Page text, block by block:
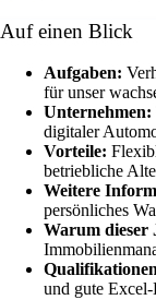
Auf einen Blick
Aufgaben:
für unser
Unternehmen:
digitaler
Vorteile:
betriebliche
Weitere
persönliches
Warum dieser
und gute Excel-